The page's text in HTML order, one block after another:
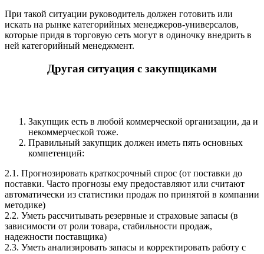
При такой ситуации руководитель должен готовить или
искать на рынке категорийных менеджеров-универсалов,
которые придя в торговую сеть могут в одиночку внедрить в
ней категорийный менеджмент.
Другая ситуация с закупщиками
Закупщик есть в любой коммерческой организации, да и
некоммерческой тоже.
Правильный закупщик должен иметь пять основных
компетенций:
2.1. Прогнозировать краткосрочный спрос (от поставки до
поставки. Часто прогнозы ему предоставляют или считают
автоматически из статистики продаж по принятой в компании
методике)
2.2. Уметь рассчитывать резервные и страховые запасы (в
зависимости от роли товара, стабильности продаж,
надежности поставщика)
2.3. Уметь анализировать запасы и корректировать работу с